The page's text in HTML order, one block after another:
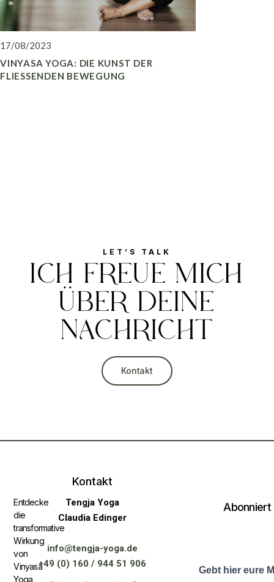
17/08/2023
VINYASA YOGA: DIE KUNST DER
FLIESSENDEN BEWEGUNG
LET’S TALK
ICH FREUE MICH
ÜBER DEINE
NACHRICHT
Kontakt
Entdecke
die
transformative
Wirkung
von
Vinyasa
Yoga
Kontakt
Tengja Yoga
Claudia Edinger
info@tengja-yoga.de
+49 (0) 160 / 944 51 906